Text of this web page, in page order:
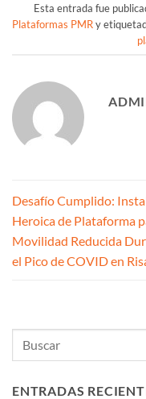
Esta entrada fue
Plataformas PMRy
Desafío Cumplido:
Heroica de Plataforma
Movilidad Reducida
el Pico de COVID en
ENTRADAS